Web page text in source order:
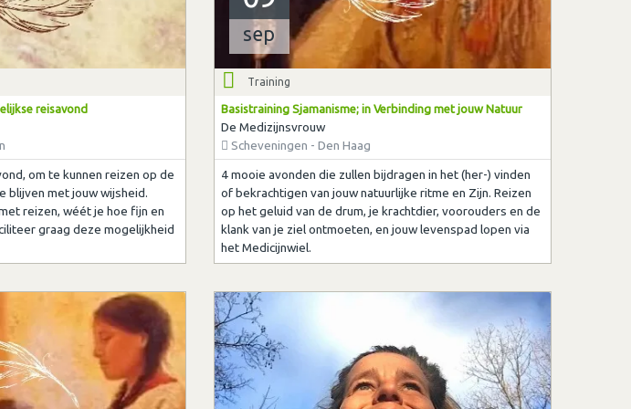
reisavond
om te kunnen reizen op de
blijven met jouw wijsheid.
reizen, wéét je hoe fijn en
graag deze mogelijkheid
sep
Training
Basistraining Sjamanisme; in Verbinding met jouw Natuur
De Medizijnsvrouw
Scheveningen - Den Haag
4 mooie avonden die zullen bijdragen in het (her-) vinden
of bekrachtigen van jouw natuurlijke ritme en Zijn. Reizen
op het geluid van de drum, je krachtdier, voorouders en de
klank van je ziel ontmoeten, en jouw levenspad lopen via
het Medicijnwiel.